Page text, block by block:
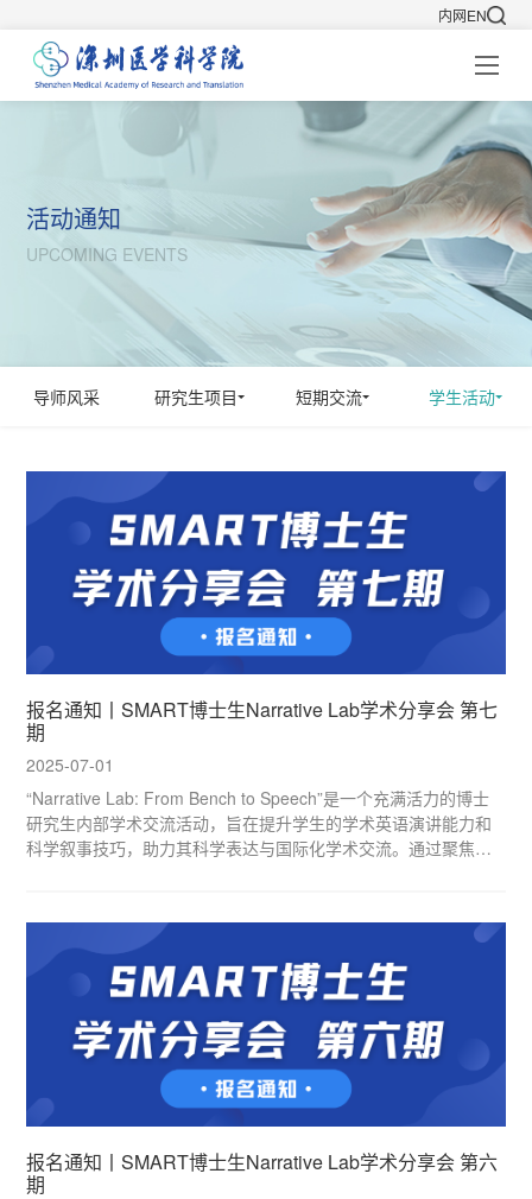
内网EN
活动通知
UPCOMING EVENTS
导师风采 研究生项目 短期交流 学生活动
报名通知丨SMART博士生Narrative Lab学术分享会 第七
期
2025-07-01
“Narrative Lab: From Bench to Speech”是一个充满活力的博士
研究生内部学术交流活动，旨在提升学生的学术英语演讲能力和
科学叙事技巧，助力其科学表达与国际化学术交流。通过聚焦前
报名通知丨SMART博士生Narrative Lab学术分享会 第六
期